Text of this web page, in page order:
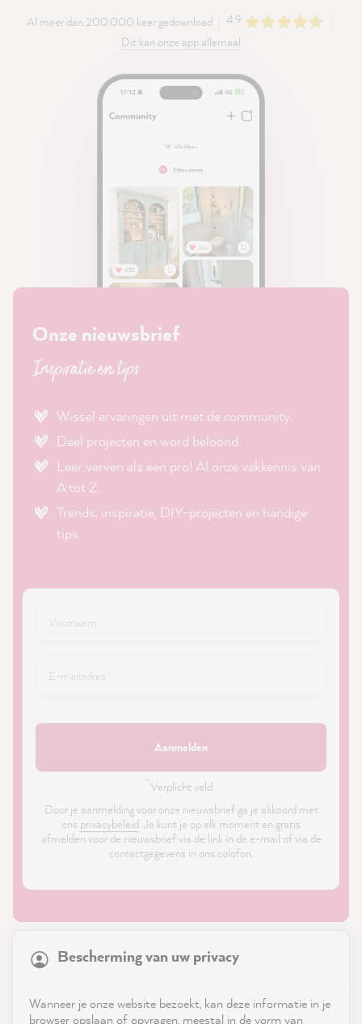
Al meer dan 200.000 keer gedownload
4.9
Dit kan onze app allemaal
Onze nieuwsbrief
Inspiratie en tips
Wissel ervaringen uit met de community.
Deel projecten en word beloond.
Leer verven als een pro! Al onze vakkennis van
A tot Z.
Trends, inspiratie, DIY-projecten en handige
tips.
Aanmelden
Verplicht veld ·
Door je aanmelding voor onze nieuwsbrief ga je akkoord met
ons privacybeleid. Je kunt je op elk moment en gratis
afmelden voor de nieuwsbrief via de link in de e-mail of via de
contactgegevens in ons colofon.
Bescherming van uw privacy
Wanneer je onze website bezoekt, kan deze informatie in je
browser opslaan of opvragen, meestal in de vorm van
21,897Reviews
reviews-io